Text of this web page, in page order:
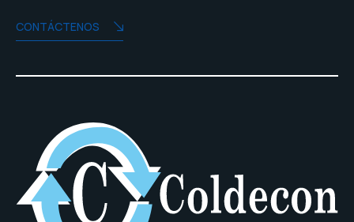
CONTÁCTENOS